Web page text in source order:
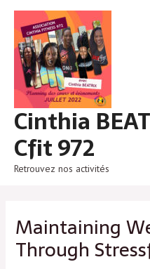
contenu
Cinthia
Cfit 972
Retrouvez nos activités
Maintaining
Through